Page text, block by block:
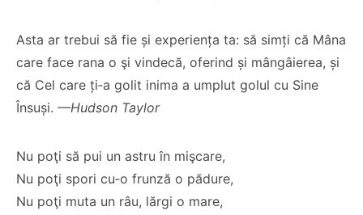
Asta ar trebui să fie și experiența ta: să simți că Mâna
care face rana o şi vindecă, oferind și mângâierea, și
că Cel care ți‑a golit inima a umplut golul cu Sine
Însuși. ––Hudson Taylor
Nu poţi să pui un astru în mişcare,
Nu poţi spori cu‑o frunză o pădure,
Nu poţi muta un râu, lărgi o mare,